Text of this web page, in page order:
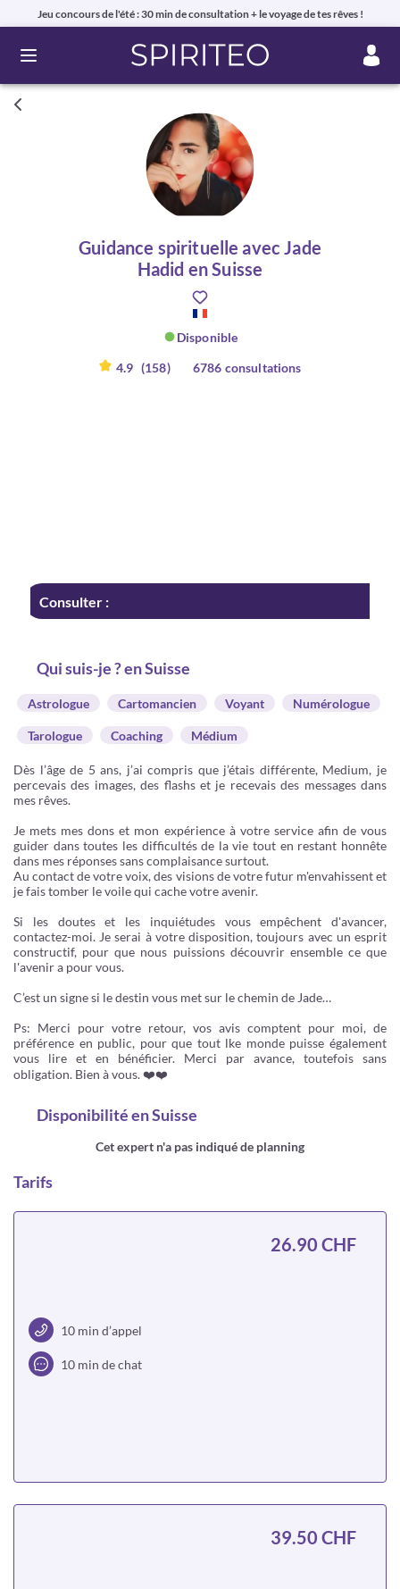
Jeu concours de l'été : 30 min de consultation + le voyage de tes rêves !
Ouvrir le menu
Guidance spirituelle avec Jade
Hadid en Suisse
Disponible
4.9 (158) 6786 consultations
Consulter :
Qui suis-je ? en Suisse
Astrologue Cartomancien Voyant Numérologue
Tarologue Coaching Médium
Dès l’âge de 5 ans, j’ai compris que j’étais différente, Medium, je
percevais des images, des flashs et je recevais des messages dans
mes rêves.
Je mets mes dons et mon expérience à votre service afin de vous
guider dans toutes les difficultés de la vie tout en restant honnête
dans mes réponses sans complaisance surtout.
Au contact de votre voix, des visions de votre futur m'envahissent et
je fais tomber le voile qui cache votre avenir.
Si les doutes et les inquiétudes vous empêchent d'avancer,
contactez-moi. Je serai à votre disposition, toujours avec un esprit
constructif, pour que nous puissions découvrir ensemble ce que
l'avenir a pour vous.
C’est un signe si le destin vous met sur le chemin de Jade…
Ps: Merci pour votre retour, vos avis comptent pour moi, de
préférence en public, pour que tout lke monde puisse également
vous lire et en bénéficier. Merci par avance, toutefois sans
obligation. Bien à vous. ❤️❤️
Disponibilitéen Suisse
Cet expert n'a pas indiqué de planning
Tarifs
10 min d’appel
10 min de chat
26.90 CHF
39.50 CHF